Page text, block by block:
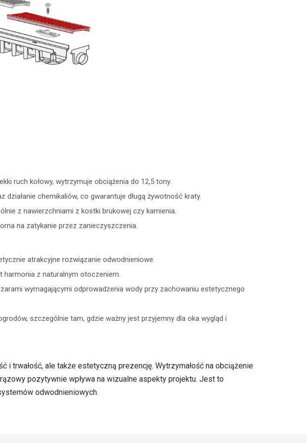
ruch kołowy, wytrzymuje obciążenia do 12,5 tony.
chemikaliów, co gwarantuje długą żywotność kraty.
z nawierzchniami z kostki brukowej czy kamienia.
na zatykanie przez zanieczyszczenia.
atrakcyjne rozwiązanie odwodnieniowe.
harmonia z naturalnym otoczeniem.
wymagającymi odprowadzenia wody przy zachowaniu estetycznego
szczególnie tam, gdzie ważny jest przyjemny dla oka wygląd i
i trwałość, ale także estetyczną prezencję. Wytrzymałość na obciążenie
pozytywnie wpływa na wizualne aspekty projektu. Jest to
odwodnieniowych.